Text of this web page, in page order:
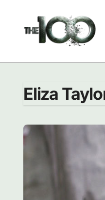
contenu
Eliza